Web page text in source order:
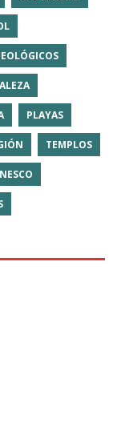
PLAYAS
TEMPLOS